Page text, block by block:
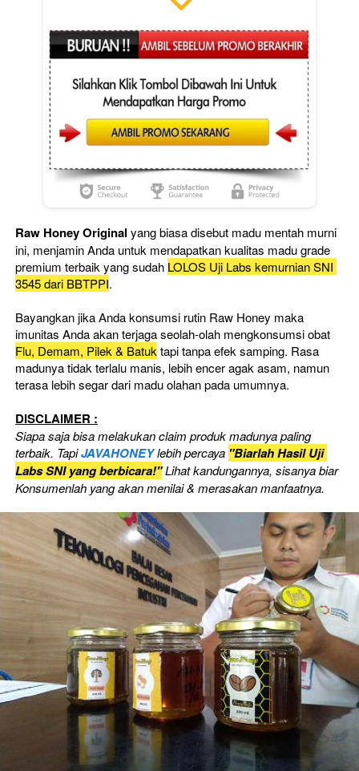
Raw Honey Original yang biasa disebut madu mentah murni
ini, menjamin Anda untuk mendapatkan kualitas madu grade
premium terbaik yang sudah LOLOS Uji Labs kemurnian SNI
3545 dari BBTPPI.
Bayangkan jika Anda konsumsi rutin Raw Honey maka
Flu, Demam, Pilek & Batuk tapi tanpa efek samping. Rasa
madunya tidak terlalu manis, lebih encer agak asam, namun
terasa lebih segar dari madu olahan pada umumnya.
DISCLAIMER :
Siapa saja bisa melakukan claim produk madunya paling
terbaik. Tapi JAVAHONEY lebih percaya "Biarlah Hasil Uji
Labs SNI yang berbicara!"Lihat kandungannya, sisanya biar
Konsumenlah yang akan menilai & merasakan manfaatnya.